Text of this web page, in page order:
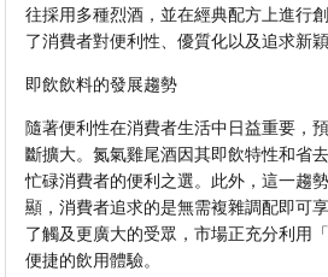
往採用多種烈酒，並在經典配方上進行
了消費者對便利性、優質化以及追求新
即飲飲料的發展趨勢
隨著便利性在消費者生活中日益重要，
斷擴大。氮氣雞尾酒因其即飲特性和省
忙碌消費者的便利之選。此外，這一趨
顯，消費者追求的是無需複雜調配即可
了觸及更廣大的受眾，市場正充分利用
便捷的飲用體驗。